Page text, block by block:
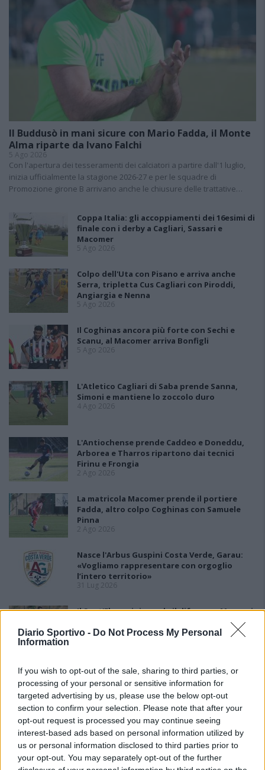
Diario Sportivo - Do Not Process My Personal
Information
If you wish to opt-out of the sale, sharing to third parties, or
processing of your personal or sensitive information for
targeted advertising by us, please use the below opt-out
section to confirm your selection. Please note that after your
opt-out request is processed you may continue seeing
interest-based ads based on personal information utilized by
us or personal information disclosed to third parties prior to
your opt-out. You may separately opt-out of the further
Il Buddusò in mani sicure con Mario Fadda, il Monte
Alma riparte da Ivano Falchi
5 Ago 2026
Con l'apertura dei tesseramenti dei calciatori a partire dall'1 luglio,
inizia ufficialmente la stagione 2026-27 e per le squadre di
Promozione girone B arrivano anche le chiusure delle trattative…
Coppa Italia: gli accoppiamenti dei 16esimi di
finale con i derby a Cagliari, Sassari e
Macomer
5 Ago 2026
Colpo dell'Uta con Pisano e arriva anche
Serra, tripletta Cus Cagliari con Piroddi,
Angiargia e Nenna
5 Ago 2026
Il Coghinas ancora più forte con Sechi e
Scanu, al Macomer arriva Bonfigli
5 Ago 2026
L'Atletico Cagliari di Saba prende Sanna,
Simoni e mantiene lo zoccolo duro
4 Ago 2026
L'Antiochense prende Caddeo e Doneddu,
Arborea e Tharros ripartono dai tecnici
Firinu e Frongia
2 Ago 2026
La matricola Macomer prende il portiere
Fadda, altro colpo Coghinas con Samuele
Pinna
2 Ago 2026
Nasce l'Arbus Guspini Costa Verde, Garau:
«Vogliamo rappresentare con orgoglio
l’intero territorio»
31 Lug 2026
Il Sant'Elena si riprende il difensore Mancusi